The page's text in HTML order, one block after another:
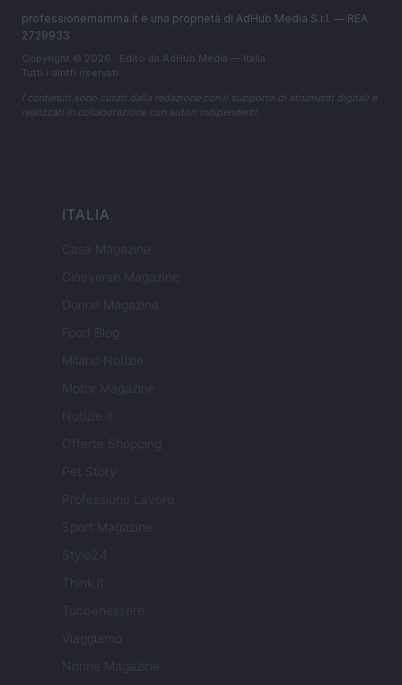
professionemamma.it è una proprietà di AdHub Media S.r.l. — REA
2729933
Copyright © 2026 · Edito da AdHub Media — Italia
Tutti i diritti riservati
I contenuti sono curati dalla redazione con il supporto di strumenti digitali e
realizzati in collaborazione con autori indipendenti.
ITALIA
Casa Magazine
Cineverse Magazine
Donne Magazine
Food Blog
Milano Notizie
Motor Magazine
Notizie.it
Offerte Shopping
Pet Story
Professione Lavoro
Sport Magazine
Style24
Think.it
Tuobenessere
Viaggiamo
Nonne Magazine